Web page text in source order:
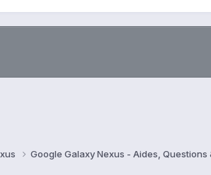
Google Galaxy Nexus - Aides, Questions